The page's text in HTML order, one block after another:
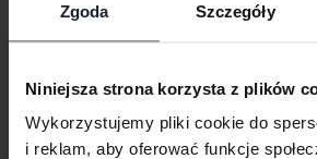
Zgoda Szczegóły
Niniejsza strona korzysta z plików
Wykorzystujemy pliki cookie do
i reklam, aby oferować funkcje